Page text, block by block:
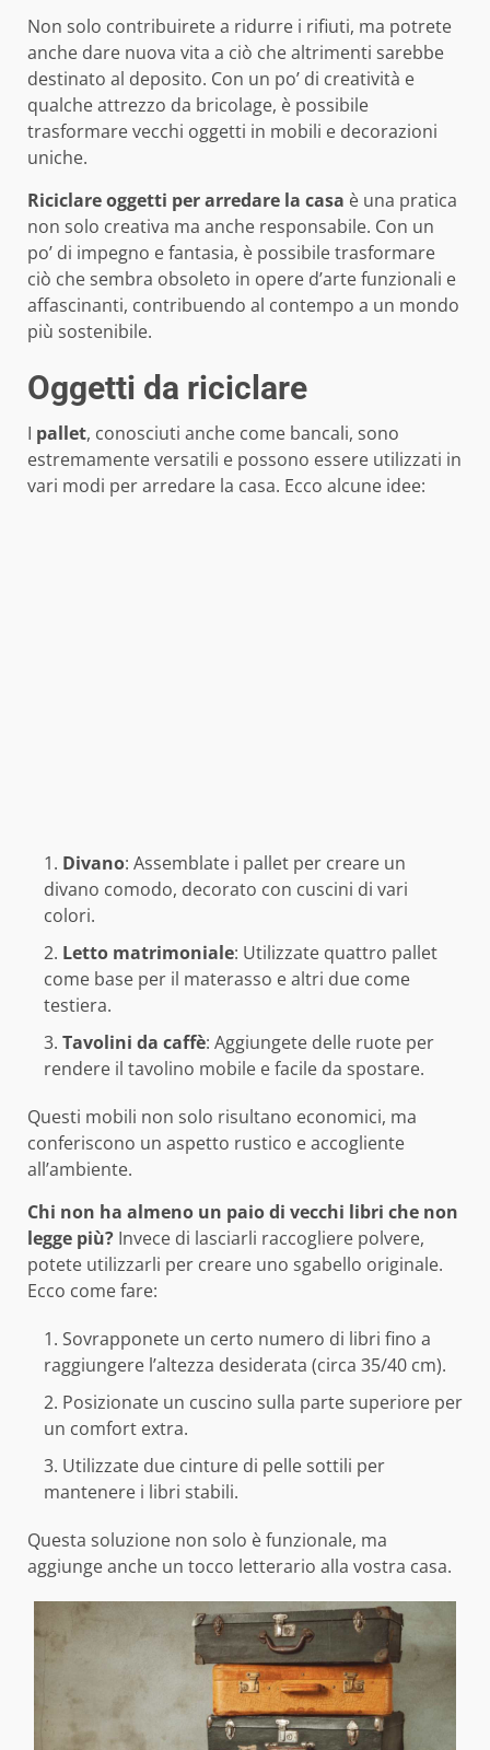
Non solo contribuirete a ridurre i rifiuti, ma potrete
anche dare nuova vita a ciò che altrimenti sarebbe
destinato al deposito. Con un po’ di creatività e
qualche attrezzo da bricolage, è possibile
trasformare vecchi oggetti in mobili e decorazioni
uniche.
Riciclare oggetti per arredare la casa è una pratica
non solo creativa ma anche responsabile. Con un
po’ di impegno e fantasia, è possibile trasformare
ciò che sembra obsoleto in opere d’arte funzionali e
affascinanti, contribuendo al contempo a un mondo
più sostenibile.
Oggetti da riciclare
I pallet, conosciuti anche come bancali, sono
estremamente versatili e possono essere utilizzati in
vari modi per arredare la casa. Ecco alcune idee:
Divano: Assemblate i pallet per creare un
divano comodo, decorato con cuscini di vari
colori.
Letto matrimoniale: Utilizzate quattro pallet
come base per il materasso e altri due come
testiera.
Tavolini da caffè: Aggiungete delle ruote per
rendere il tavolino mobile e facile da spostare.
Questi mobili non solo risultano economici, ma
conferiscono un aspetto rustico e accogliente
all’ambiente.
Chi non ha almeno un paio di vecchi libri che non
legge più? Invece di lasciarli raccogliere polvere,
potete utilizzarli per creare uno sgabello originale.
Ecco come fare:
Sovrapponete un certo numero di libri fino a
raggiungere l’altezza desiderata (circa 35/40 cm).
Posizionate un cuscino sulla parte superiore per
un comfort extra.
Utilizzate due cinture di pelle sottili per
mantenere i libri stabili.
Questa soluzione non solo è funzionale, ma
aggiunge anche un tocco letterario alla vostra casa.